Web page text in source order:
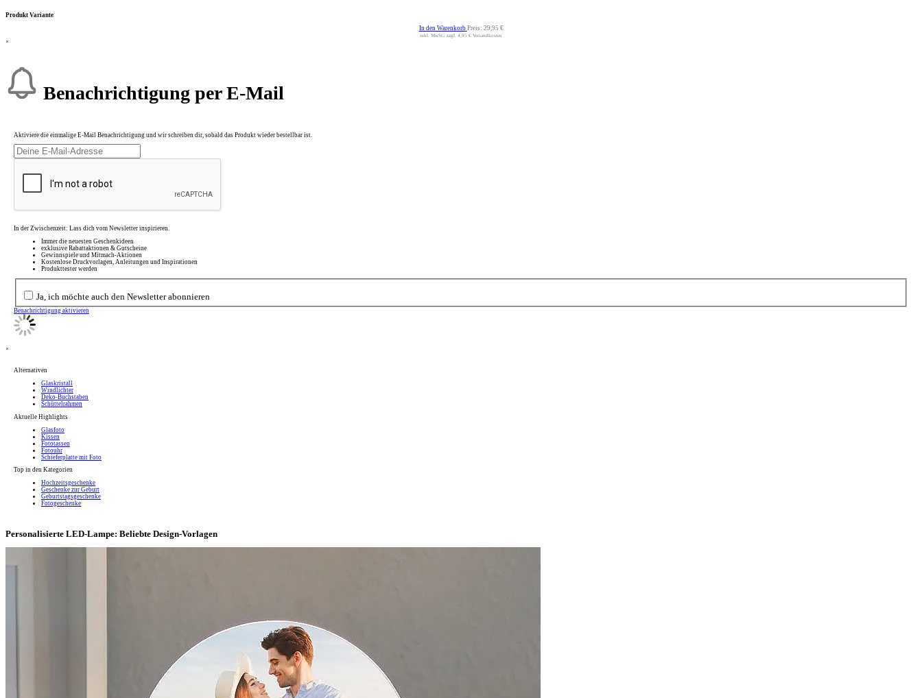
Produkt Variante
In den Warenkorb Preis: 29,95 €
inkl. MwSt., zzgl. 4,95 € Versandkosten
×
Benachrichtigung per E-Mail
Aktiviere die einmalige E-Mail Benachrichtigung und wir schreiben dir, sobald das Produkt wieder bestellbar ist.
In der Zwischenzeit: Lass dich vom Newsletter inspirieren.
Immer die neuesten Geschenkideen
exklusive Rabattaktionen & Gutscheine
Gewinnspiele und Mitmach-Aktionen
Kostenlose Druckvorlagen, Anleitungen und Inspirationen
Produkttester werden
Ja, ich möchte auch den Newsletter abonnieren
Benachrichtigung aktivieren
×
Alternativen
Glaskristall
Windlichter
Deko-Buchstaben
Schüttelrahmen
Aktuelle Highlights
Glasfoto
Kissen
Fototassen
Fotouhr
Schieferplatte mit Foto
Top in den Kategorien
Hochzeitsgeschenke
Geschenke zur Geburt
Geburtstagsgeschenke
Fotogeschenke
Personalisierte LED-Lampe: Beliebte Design-Vorlagen